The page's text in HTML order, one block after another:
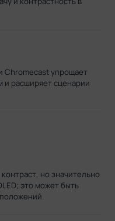
Chromecast упрощает
и расширяет сценарии
но значительно
это может быть